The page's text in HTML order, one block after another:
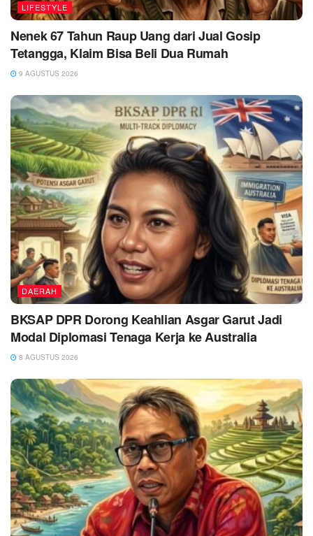
LIFESTYLE
Nenek 67 Tahun Raup Uang dari Jual Gosip
Tetangga, Klaim Bisa Beli Dua Rumah
9 AGUSTUS 2026
DAERAH
BKSAP DPR Dorong Keahlian Asgar Garut Jadi
Modal Diplomasi Tenaga Kerja ke Australia
8 AGUSTUS 2026